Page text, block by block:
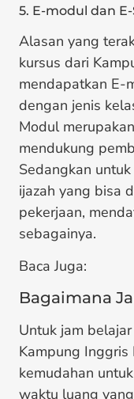
5. E-modul dan
Alasan yang
kursus dari
mendapatkan E-
dengan jenis
Modul
mendukung
Sedangkan
ijazah yang bisa
pekerjaan,
sebagainya.
Baca Juga:
Bagaimana
Untuk jam
Kampung Inggris
kemudahan
waktu luang